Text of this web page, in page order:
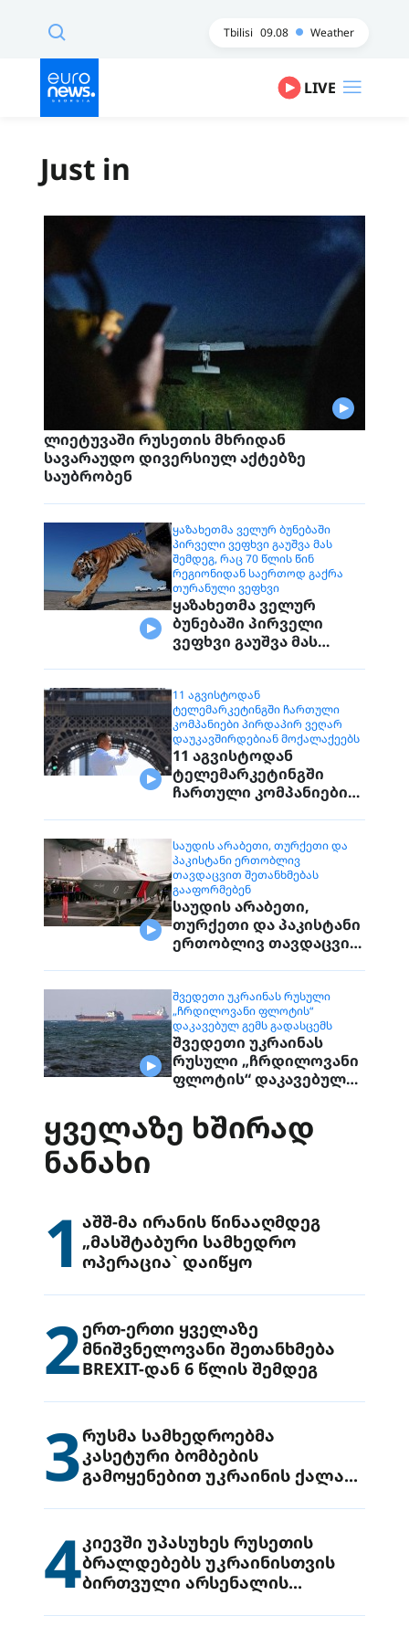
Tbilisi 09.08 Weather
LIVE
Just in
ლიეტუვაში რუსეთის მხრიდან
სავარაუდო დივერსიულ აქტებზე
საუბრობენ
ᲧᲐᲖᲐᲮᲔᲗᲛᲐ ᲕᲔᲚᲣᲠ ᲑᲣᲜᲔᲑᲐᲨᲘ
ᲞᲘᲠᲕᲔᲚᲘ ᲕᲔᲤᲮᲕᲘ ᲒᲐᲣᲨᲕᲐ ᲛᲐᲡ
ᲨᲔᲛᲓᲔᲒ, ᲠᲐᲪ 70 ᲬᲚᲘᲡ ᲬᲘᲜ
ᲠᲔᲒᲘᲝᲜᲘᲓᲐᲜ ᲡᲐᲔᲠᲗᲝᲓ ᲒᲐᲥᲠᲐ
ᲗᲣᲠᲐᲜᲣᲚᲘ ᲕᲔᲤᲮᲕᲘ
ყაზახეთმა ველურ
ბუნებაში პირველი
ვეფხვი გაუშვა მას
საერთოდ გაქრა
თურანული ვეფხვი
11 ᲐᲒᲕᲘᲡᲢᲝᲓᲐᲜ
ᲢᲔᲚᲔᲛᲐᲠᲙᲔᲢᲘᲜᲒᲨᲘ ᲩᲐᲠᲗᲣᲚᲘ
ᲙᲝᲛᲞᲐᲜᲘᲔᲑᲘ ᲞᲘᲠᲓᲐᲞᲘᲠ ᲕᲔᲦᲐᲠ
ᲓᲐᲣᲙᲐᲕᲨᲘᲠᲓᲔᲑᲘᲐᲜ ᲛᲝᲥᲐᲚᲐᲥᲔᲔᲑᲡ
11 აგვისტოდან
ტელემარკეტინგში
ჩართული კომპანიები
მოქალაქეებს
ᲡᲐᲣᲓᲘᲡ ᲐᲠᲐᲑᲔᲗᲘ, ᲗᲣᲠᲥᲔᲗᲘ ᲓᲐ
ᲞᲐᲙᲘᲡᲢᲐᲜᲘ ᲔᲠᲗᲝᲑᲚᲘᲕ
ᲗᲐᲕᲓᲐᲪᲕᲘᲗ ᲨᲔᲗᲐᲜᲮᲛᲔᲑᲐᲡ
ᲒᲐᲐᲤᲝᲠᲛᲔᲑᲔᲜ
საუდის არაბეთი,
თურქეთი და პაკისტანი
ერთობლივ თავდაცვით
ᲨᲕᲔᲓᲔᲗᲘ ᲣᲙᲠᲐᲘᲜᲐᲡ ᲠᲣᲡᲣᲚᲘ
„ᲩᲠᲓᲘᲚᲝᲕᲐᲜᲘ ᲤᲚᲝᲢᲘᲡ“
ᲓᲐᲙᲐᲕᲔᲑᲣᲚ ᲒᲔᲛᲡ ᲒᲐᲓᲐᲡᲪᲔᲛᲡ
შვედეთი უკრაინას
რუსული „ჩრდილოვანი
ფლოტის“ დაკავებულ
ᲧᲕᲔᲚᲐᲖᲔ ᲮᲨᲘᲠᲐᲓ
ᲜᲐᲜᲐᲮᲘ
1 აშშ-მა ირანის წინააღმდეგ
„მასშტაბური სამხედრო
ოპერაცია` დაიწყო
2ერთ-ერთი ყველაზე
მნიშვნელოვანი შეთანხმება
BREXIT-დან 6 წლის შემდეგ
3რუსმა სამხედროებმა
კასეტური ბომბების
გამოყენებით უკრაინის ქალაქ
4კიევში უპასუხეს რუსეთის
ბრალდებებს უკრაინისთვის
ბირთვული არსენალის